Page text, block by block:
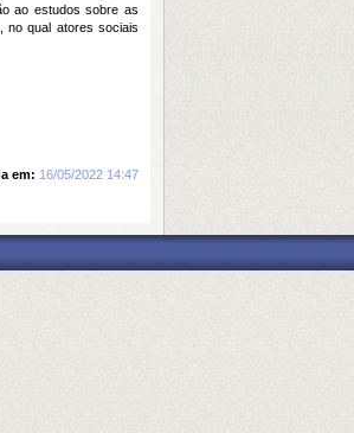
ao estudos sobre as
no qual atores sociais
em: 16/05/2022 14:47